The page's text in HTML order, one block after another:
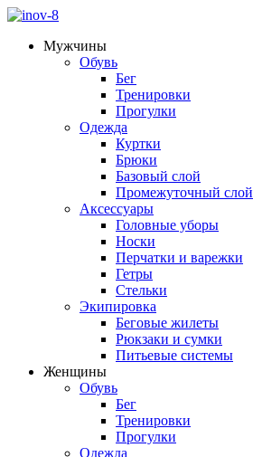
Мужчины
Обувь
Бег
Тренировки
Прогулки
Одежда
Куртки
Брюки
Базовый слой
Промежуточный слой
Аксессуары
Головные уборы
Носки
Перчатки и варежки
Гетры
Стельки
Экипировка
Беговые жилеты
Рюкзаки и сумки
Питьевые системы
Женщины
Обувь
Бег
Тренировки
Прогулки
Одежда